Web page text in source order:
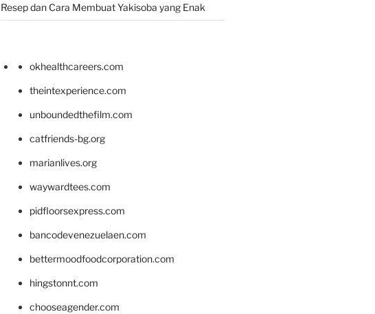
Resep dan Cara Membuat Yakisoba yang Enak
okhealthcareers.com
theintexperience.com
unboundedthefilm.com
catfriends-bg.org
marianlives.org
waywardtees.com
pidfloorsexpress.com
bancodevenezuelaen.com
bettermoodfoodcorporation.com
hingstonnt.com
chooseagender.com